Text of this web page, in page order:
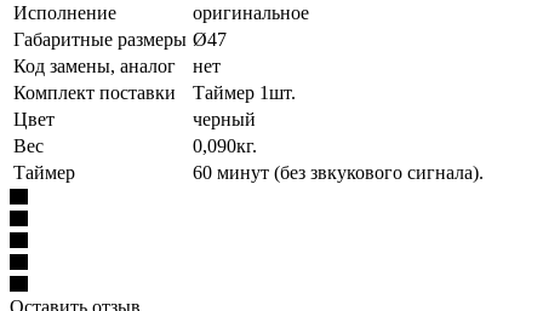
Исполнение
оригинальное
Габаритные размеры Ø47
Код замены, аналог
нет
Комплект поставки
Таймер 1шт.
Цвет
черный
Вес
0,090кг.
Таймер
60 минут (без звкукового сигнала).
Оставить отзыв